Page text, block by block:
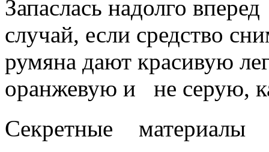
Запаслась надолго
случай, если средство
румяна дают красивую
оранжевую и не серую,
Секретные материалы